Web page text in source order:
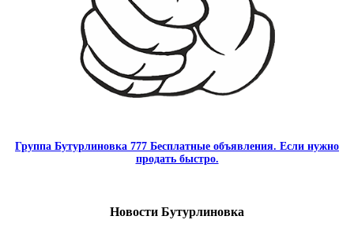
Группа Бутурлиновка 777 Бесплатные объявления. Если нужно
продать быстро.
Новости Бутурлиновка